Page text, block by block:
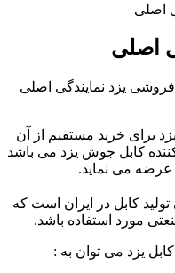
اصلی
اصلی
فروشی یزد نمایندگی اصلی
برای خرید مستقیم از آن
کابل جوش یزد می باشد
می نماید.
تولید کابل در ایران است که
مورد استفاده باشد.
یزد می توان به :